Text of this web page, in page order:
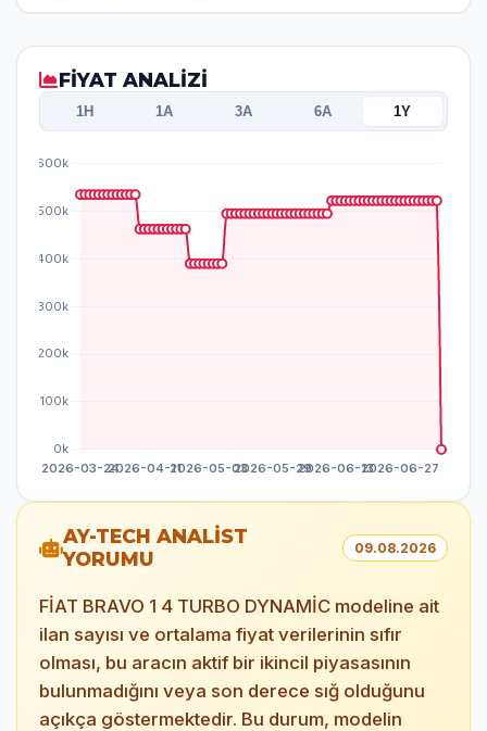
FİYAT ANALİZİ
1H 1A 3A 6A 1Y
AY-TECH ANALİST
YORUMU
09.08.2026
FİAT BRAVO 1 4 TURBO DYNAMİC modeline ait
ilan sayısı ve ortalama fiyat verilerinin sıfır
olması, bu aracın aktif bir ikincil piyasasının
bulunmadığını veya son derece sığ olduğunu
açıkça göstermektedir. Bu durum, modelin